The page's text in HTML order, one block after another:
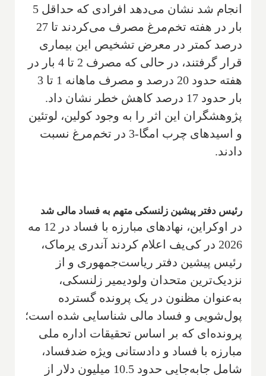
انجام شد نشان می‌دهد افرادی که حداقل 5
بار در هفته تخم‌مرغ مصرف می‌کردند تا 27
درصد کمتر در معرض تشخیص این بیماری
قرار گرفتند، در حالی که مصرف 2 تا 4 بار در
هفته حدود 20 درصد و مصرف ماهانه 1 تا 3
بار حدود 17 درصد کاهش خطر نشان داد.
پژوهشگران این اثر را به وجود کولین، لوتئین
و اسیدهای چرب امگا-3 در تخم‌مرغ نسبت
دادند.
رئیس دفتر پیشین زلنسکی متهم به فساد مالی شد
در اوکراین، نهادهای مبارزه با فساد در 12 مه
2026 در کی‌یف اعلام کردند آندری یرماک،
رئیس پیشین دفتر ریاست‌جمهوری و از
نزدیک‌ترین متحدان ولودیمیر زلنسکی،
به‌عنوان مظنون در یک پرونده گسترده
پول‌شویی و فساد مالی شناسایی شده است؛
پرونده‌ای که بر اساس تحقیقات اداره ملی
مبارزه با فساد و دادستانی ویژه ضدفساد،
شامل جابه‌جایی حدود 10.5 میلیون دلار از